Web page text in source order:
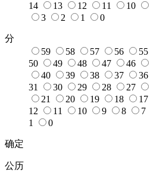
14
13 12 11 10
3
2 1 0
分
59
58 57 56 55
50
49 48 47 46
40
39 38 37 36
31
30 29 28 27
21
20 19 18 17
12
11 10 9 8 7
1
0
确定
公历